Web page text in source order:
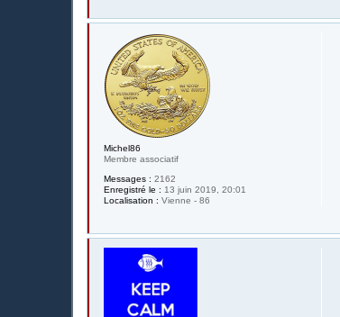
Michel86
Membre associatif
Messages : 2162
Enregistré le : 13 juin 2019, 20:01
Localisation : Vienne - 86